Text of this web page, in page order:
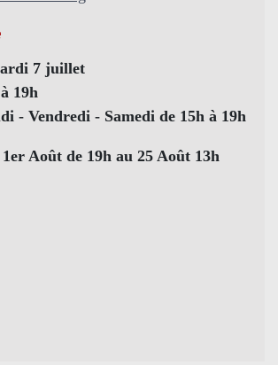
7 juillet
19h
- Vendredi - Samedi de 15h à 19h
Août de 19h au 25 Août 13h